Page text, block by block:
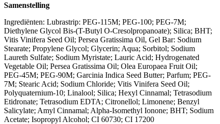
Samenstelling
Ingrediënten: Lubrastrip: PEG-115M; PEG-100; PEG-7M;
Diethylene Glycol Bis-(T-Butyl O-Cresolpropanoate); Silica; BHT;
Vitis Vinifera Seed Oil; Persea Gratissima Oil, Gel Bar: Sodium
Stearate; Propylene Glycol; Glycerin; Aqua; Sorbitol; Sodium
Laureth Sulfate; Sodium Myristate; Lauric Acid; Hydrogenated
Vegetable Oil; Persea Gratissima Oil; Olea Europaea Fruit Oil;
PEG-45M; PEG-90M; Garcinia Indica Seed Butter; Parfum; PEG-
7M; Stearic Acid; Sodium Chloride; Vitis Vinifera Seed Oil;
Polyquaternium-10; Linalool; Silica; Hexyl Cinnamal; Tetrasodium
Etidronate; Tetrasodium EDTA; Citronellol; Limonene; Benzyl
Salicylate; Amyl Cinnamal; Alpha-Isomethyl Ionone; BHT; Sodium
Acetate; Isopropyl Alcohol; CI 60730; CI 17200